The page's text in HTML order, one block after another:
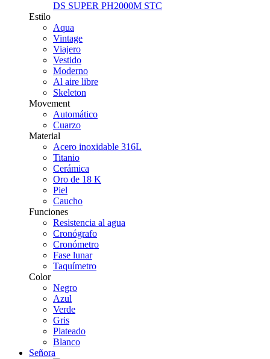
DS SUPER PH2000M STC
Estilo
Aqua
Vintage
Viajero
Vestido
Moderno
Al aire libre
Skeleton
Movement
Automático
Cuarzo
Material
Acero inoxidable 316L
Titanio
Cerámica
Oro de 18 K
Piel
Caucho
Funciones
Resistencia al agua
Cronógrafo
Cronómetro
Fase lunar
Taquímetro
Color
Negro
Azul
Verde
Gris
Plateado
Blanco
Señora